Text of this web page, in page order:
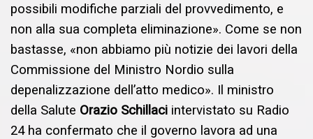
possibili modifiche parziali del provvedimento, e
non alla sua completa eliminazione». Come se non
bastasse, «non abbiamo più notizie dei lavori della
Commissione del Ministro Nordio sulla
depenalizzazione dell’atto medico». Il ministro
della Salute Orazio Schillaci intervistato su Radio
24 ha confermato che il governo lavora ad una